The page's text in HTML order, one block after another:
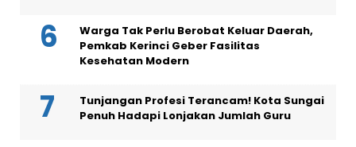
Warga Tak Perlu Berobat Keluar Daerah,
Pemkab Kerinci Geber Fasilitas
Kesehatan Modern
Tunjangan Profesi Terancam! Kota Sungai
Penuh Hadapi Lonjakan Jumlah Guru